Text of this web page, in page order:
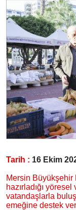
Tarih : 16 Ekim
Mersin Büyükşehir
hazırladığı
vatandaşlarla
emeğine destek